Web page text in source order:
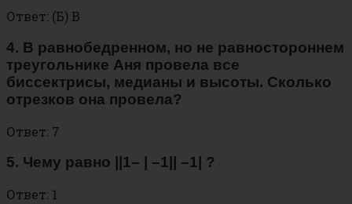
Ответ: (Б) B
4. В равнобедренном, но не равностороннем
треугольнике Аня провела все
биссектрисы, медианы и высоты. Сколько
отрезков она провела?
Ответ: 7
5. Чему равно ||1– | –1|| –1| ?
Ответ: 1